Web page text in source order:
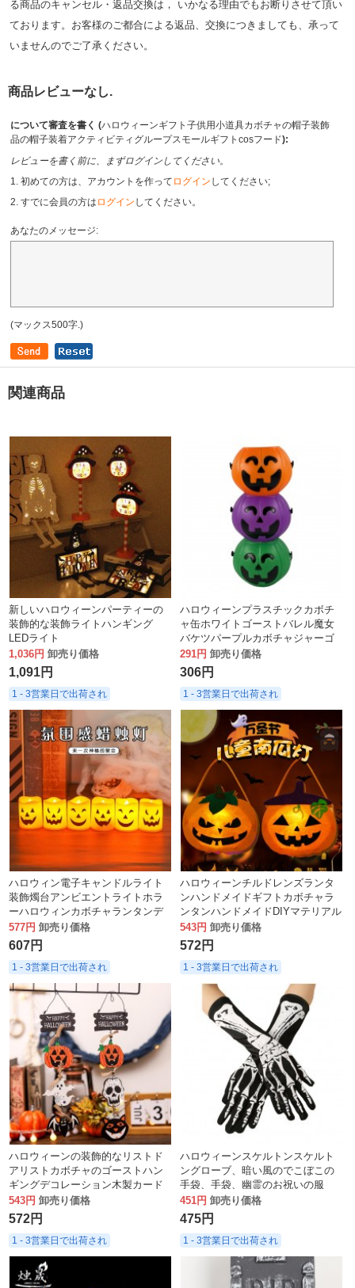
る商品のキャンセル・返品交換は， いかなる理由でもお断りさせて頂い
ております。お客様のご都合による返品、交換につきましても、承って
いませんのでご了承ください。
商品レビューなし.
について審査を書く (ハロウィーンギフト子供用小道具カボチャの帽子装飾
品の帽子装着アクティビティグループスモールギフトcosフード):
レビューを書く前に、まずログインしてください。
1. 初めての方は、アカウントを作って ログイン してください;
2. すでに会員の方は ログイン してください。
あなたのメッセージ:
(マックス500字.)
関連商品
新しいハロウィーンパーティーの
装飾的な装飾ライトハンギング
LEDライト
1,036円 卸売り価格
1,091円
1 - 3営業日で出荷され
ハロウィーンプラスチックカボチ
ャ缶ホワイトゴーストバレル魔女
バケツパープルカボチャジャーゴ
ーストフェスティバルスカルバレ
ルデコレーション
291円 卸売り価格
306円
1 - 3営業日で出荷され
ハロウィン電子キャンドルライト
装飾燭台アンビエントライトホラ
ーハロウィンカボチャランタンデ
スクトップオーナメント
577円 卸売り価格
607円
1 - 3営業日で出荷され
ハロウィーンチルドレンズランタ
ンハンドメイドギフトカボチャラ
ンタンハンドメイドDIYマテリアル
パッケージクリエイティブパズル
543円 卸売り価格
572円
1 - 3営業日で出荷され
ハロウィーンの装飾的なリストド
アリストカボチャのゴーストハン
ギングデコレーション木製カード
ドアハンギングハウスカード
543円 卸売り価格
572円
1 - 3営業日で出荷され
ハロウィーンスケルトンスケルト
ングローブ、暗い風のでこぼこの
手袋、手袋、幽霊のお祝いの服
451円 卸売り価格
475円
1 - 3営業日で出荷され